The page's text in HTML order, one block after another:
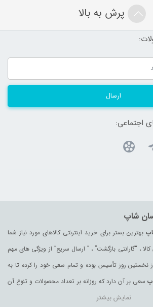
پرش به بالا
ارسال
اجتماعی:
شاپ
بهترین بستر برای خرید اینترنتی کالاهای مورد نیاز شما
، “گارانتی بازگشت” ، ” ارسال سریع” از ویژگی های مهم
نخستین روز تأسیس بوده و تمام سعی خود را کرده تا به
سعی بر آن دارد که روزانه بر تعداد محصولات و تنوع آن
ی افراد با هر نوع سلیقه را در خرید محصولات اینترنتی مرتفع
نمایش بیشتر